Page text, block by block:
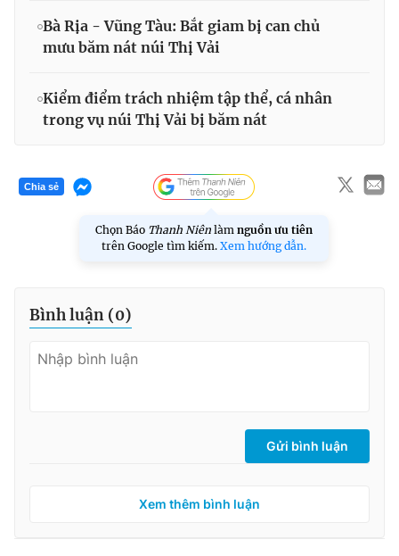
Bà Rịa - Vũng Tàu: Bắt giam bị can chủ
mưu băm nát núi Thị Vải
Kiểm điểm trách nhiệm tập thể, cá nhân
trong vụ núi Thị Vải bị băm nát
Chia sẻ
Chọn Báo Thanh Niên làm nguồn ưu tiên
trên Google tìm kiếm. Xem hướng dẫn.
Bình luận (0)
Gửi bình luận
Xem thêm bình luận